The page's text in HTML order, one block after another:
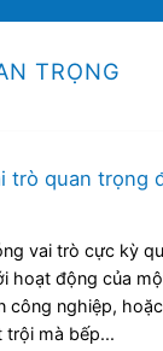
TRỌNG
trò quan trọng
vai trò cực kỳ
hoạt động của
công nghiệp,
trội mà bếp...